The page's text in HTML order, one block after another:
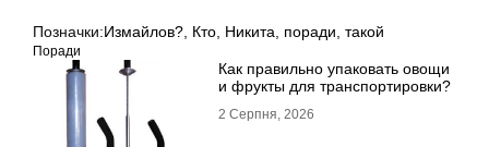
Позначки:Измайлов? Кто Никита поради такой
Поради
Как правильно упаковать овощи
и фрукты для транспортировки?
2 Серпня, 2026